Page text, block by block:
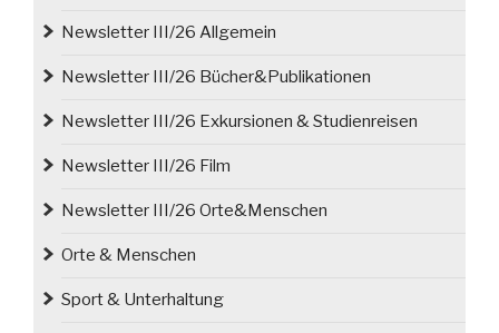
Newsletter III/26 Allgemein
Newsletter III/26 Bücher&Publikationen
Newsletter III/26 Exkursionen & Studienreisen
Newsletter III/26 Film
Newsletter III/26 Orte&Menschen
Orte & Menschen
Sport & Unterhaltung